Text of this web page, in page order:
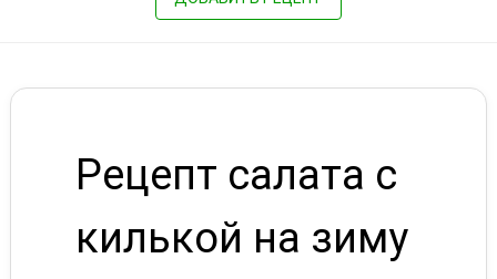
Рецепт салата с
килькой на зиму